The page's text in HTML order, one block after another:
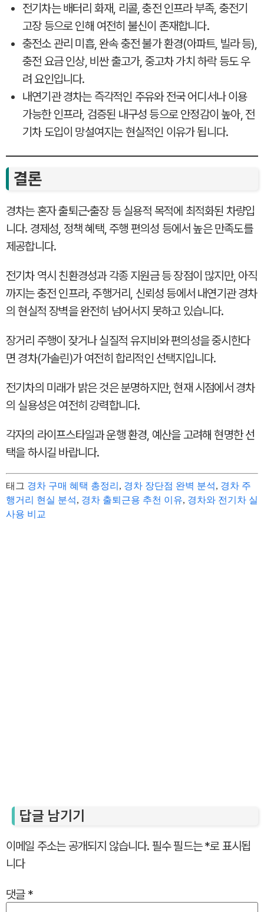
전기차는 배터리 화재, 리콜, 충전 인프라 부족, 충전기
고장 등으로 인해 여전히 불신이 존재합니다.
충전소 관리 미흡, 완속 충전 불가 환경(아파트, 빌라 등),
충전 요금 인상, 비싼 출고가, 중고차 가치 하락 등도 우
려 요인입니다.
내연기관 경차는 즉각적인 주유와 전국 어디서나 이용
가능한 인프라, 검증된 내구성 등으로 안정감이 높아, 전
기차 도입이 망설여지는 현실적인 이유가 됩니다.
결론
경차는 혼자 출퇴근·출장 등 실용적 목적에 최적화된 차량입
니다. 경제성, 정책 혜택, 주행 편의성 등에서 높은 만족도를
제공합니다.
전기차 역시 친환경성과 각종 지원금 등 장점이 많지만, 아직
까지는 충전 인프라, 주행거리, 신뢰성 등에서 내연기관 경차
의 현실적 장벽을 완전히 넘어서지 못하고 있습니다.
장거리 주행이 잦거나 실질적 유지비와 편의성을 중시한다
면 경차(가솔린)가 여전히 합리적인 선택지입니다.
전기차의 미래가 밝은 것은 분명하지만, 현재 시점에서 경차
의 실용성은 여전히 강력합니다.
각자의 라이프스타일과 운행 환경, 예산을 고려해 현명한 선
택을 하시길 바랍니다.
태그 경차 구매 혜택 총정리 , 경차 장단점 완벽 분석, 경차 주
행거리 현실 분석, 경차 출퇴근용 추천 이유, 경차와 전기차 실
사용 비교
답글 남기기
이메일 주소는 공개되지 않습니다. 필수 필드는*로 표시됩
니다
댓글 *